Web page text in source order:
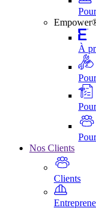
À
Nos Clients
Clients